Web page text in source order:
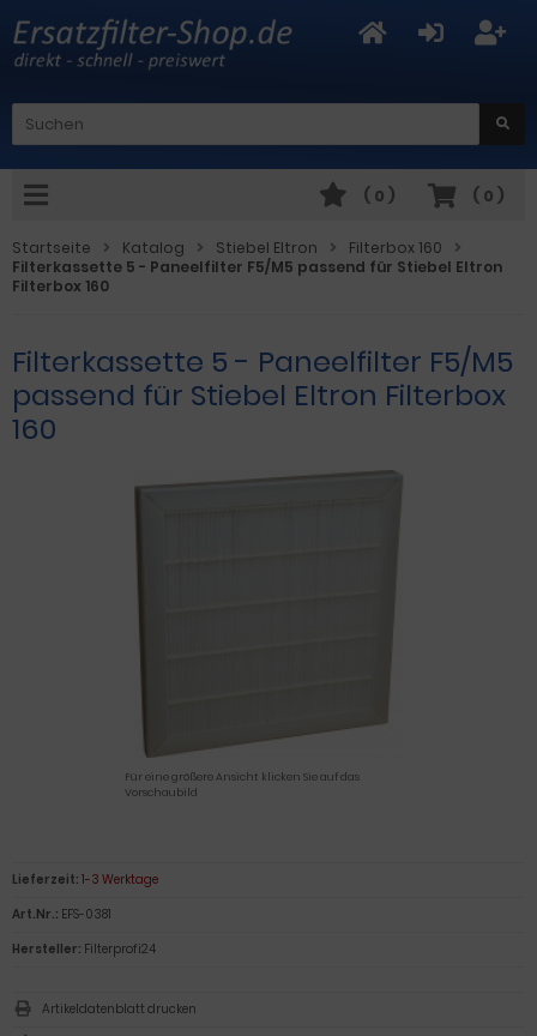
( 0 )
( 0 )
Startseite Katalog Stiebel Eltron
Filterbox 160
Filterkassette 5 - Paneelfilter F5/M5 passend für Stiebel Eltron
Filterbox 160
Filterkassette 5 - Paneelfilter F5/M5
passend für Stiebel Eltron Filterbox
160
Für eine größere Ansicht klicken Sie auf das
Vorschaubild
Lieferzeit: 1-3 Werktage
Art.Nr.: EFS-0381
Hersteller: Filterprofi24
Artikeldatenblatt drucken